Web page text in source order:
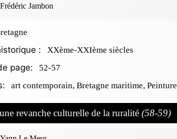
Frédéric Jambon
: XXème-XXIème siècles
page: 52-57
art contemporain, Bretagne maritime, Peinture
revanche culturelle de la ruralité (58-59)